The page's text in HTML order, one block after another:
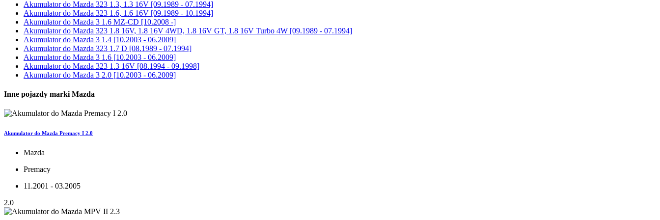
Akumulator do Mazda 323 1.3, 1.3 16V [09.1989 - 07.1994]
Akumulator do Mazda 323 1.6, 1.6 16V [09.1989 - 10.1994]
Akumulator do Mazda 3 1.6 MZ-CD [10.2008 -]
Akumulator do Mazda 323 1.8 16V, 1.8 16V 4WD, 1.8 16V GT, 1.8 16V Turbo 4W [09.1989 - 07.1994]
Akumulator do Mazda 3 1.4 [10.2003 - 06.2009]
Akumulator do Mazda 323 1.7 D [08.1989 - 07.1994]
Akumulator do Mazda 3 1.6 [10.2003 - 06.2009]
Akumulator do Mazda 323 1.3 16V [08.1994 - 09.1998]
Akumulator do Mazda 3 2.0 [10.2003 - 06.2009]
Inne pojazdy marki Mazda
Akumulator do Mazda Premacy I 2.0
Mazda
Premacy
11.2001 - 03.2005
2.0